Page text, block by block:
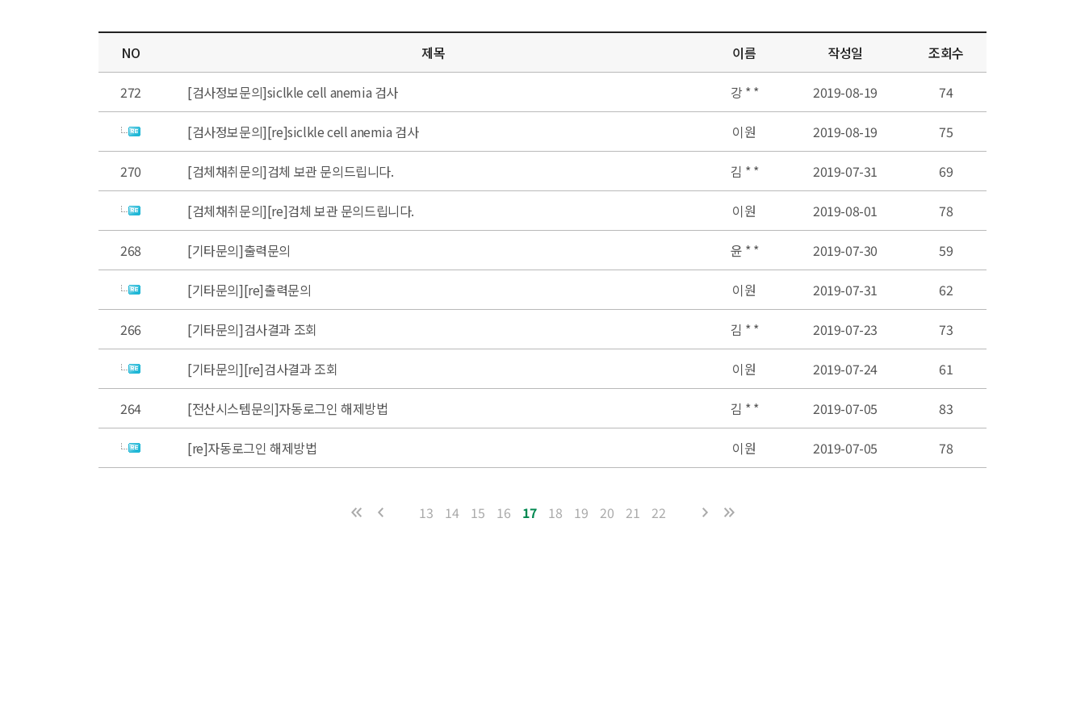
NO 제목 이름 작성일 조회수
272 [검사정보문의]siclkle cell anemia 검사 강 * * 2019-08-19 74
[검사정보문의][re]siclkle cell anemia 검사 이원 2019-08-19 75
270 [검체채취문의]검체 보관 문의드립니다. 김 * * 2019-07-31 69
[검체채취문의][re]검체 보관 문의드립니다. 이원 2019-08-01 78
268 [기타문의]출력문의 윤 * * 2019-07-30 59
[기타문의][re]출력문의 이원 2019-07-31 62
266 [기타문의]검사결과 조회 김 * * 2019-07-23 73
[기타문의][re]검사결과 조회 이원 2019-07-24 61
264 [전산시스템문의]자동로그인 해제방법 김 * * 2019-07-05 83
[re]자동로그인 해제방법 이원 2019-07-05 78
13 14 15 16 17 18 19 20 21 22